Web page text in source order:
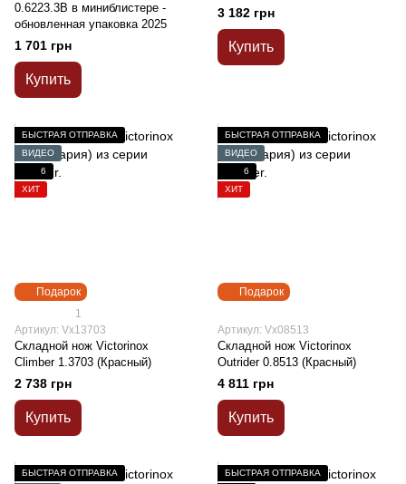
0.6223.3B в миниблистере -
обновленная упаковка 2025
1 701 грн
Купить
3 182 грн
Купить
Подарок
БЫСТРАЯ ОТПРАВКА
ВИДЕО
6
ХИТ
1
Артикул: Vx13703
Складной нож Victorinox
Climber 1.3703 (Красный)
2 738 грн
Купить
Подарок
БЫСТРАЯ ОТПРАВКА
ВИДЕО
6
ХИТ
Артикул: Vx08513
Складной нож Victorinox
Outrider 0.8513 (Красный)
4 811 грн
Купить
БЫСТРАЯ ОТПРАВКА
БЫСТРАЯ ОТПРАВКА